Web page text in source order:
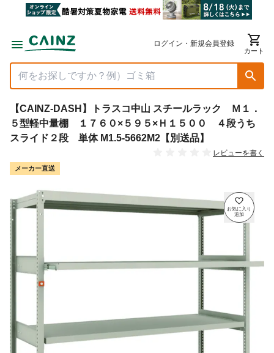
ログイン・新規会員登録
カート
【CAINZ-DASH】トラスコ中山 スチールラック Ｍ１．
５型軽中量棚 １７６０×５９５×Ｈ１５００ ４段うち
スライド２段 単体 M1.5-5662M2【別送品】
レビューを書く
メーカー直送